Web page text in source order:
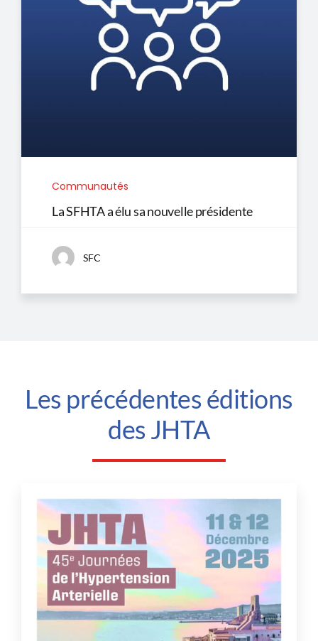
Communautés
La SFHTA a élu sa nouvelle présidente
SFC
Les précédentes éditions
des JHTA